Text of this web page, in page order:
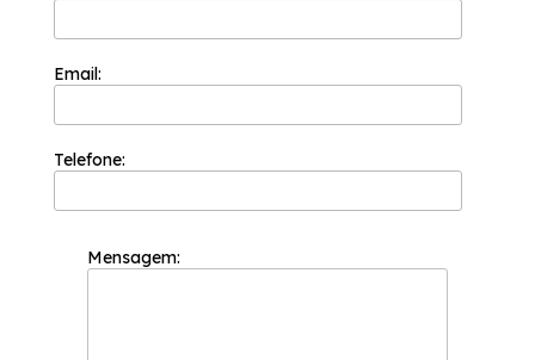
Email:
Telefone:
Mensagem: